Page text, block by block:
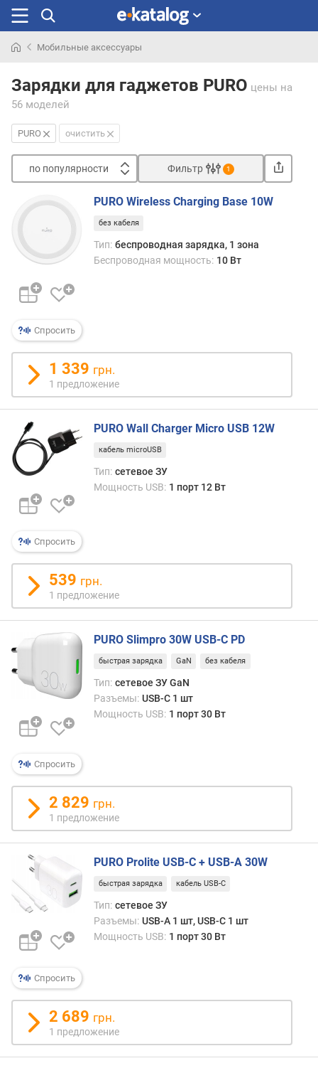
раньше
Мобильные аксессуары
Зарядки для гаджетов PURO цены на
56 моделей
PURO очистить
по популярности
о
у
л
р
н
с
т
д
е
ш
е
ы
х
к
д
г
т
д
р
о
и
е
ш
е
в
м
о
о
т
з
ы
в
Фильтр 1
Спросить
PURO Wireless Charging Base 10W
без кабеля
Тип: беспроводная зарядка, 1 зона
Беспроводная мощность: 10 Вт
1 339 грн.
1 предложение
Спросить
PURO Wall Charger Micro USB 12W
кабель microUSB
Тип: сетевое ЗУ
Мощность USB: 1 порт 12 Вт
539 грн.
1 предложение
Спросить
PURO Slimpro 30W USB-C PD
быстрая зарядка GaN без кабеля
Тип: сетевое ЗУ GaN
Разъемы: USB-C 1 шт
Мощность USB: 1 порт 30 Вт
2 829 грн.
1 предложение
Спросить
PURO Prolite USB-C + USB-A 30W
быстрая зарядка кабель USB-C
Тип: сетевое ЗУ
Разъемы: USB-A 1 шт, USB-C 1 шт
Мощность USB: 1 порт 30 Вт
2 689 грн.
1 предложение